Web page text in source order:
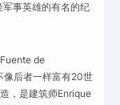
事英雄的有名的纪
de
像后者一样富有20世
，是建筑师Enrique